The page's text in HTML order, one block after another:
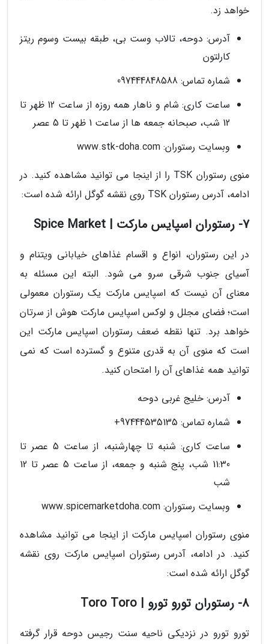
خواهد زد.
آدرس: دوحه، تالاب وست بی، طبقه بیست وسوم ریتز
کارلتون
شماره تماس: 097444848588
ساعت کاری: شام و ناهار همه روزه از ساعت 12 ظهر تا
12 شب، صبحانه جمعه ها از ساعت 1 ظهر تا 5 عصر
وبسایت رستوران: www.stk-doha.com
منوی رستوران TSK را از اینجا می توانید مشاهده کنید. در
ادامه، آدرس رستوران TSK روی نقشه گوگل ارائه شده است:
7- رستوران اسپایس مارکت | Spice Market
در این رستوران، انواع و اقسام غذاهای خیابانی ویتنام و
آسیای جنوب شرقی سرو می شود. البته این مسئله به
معنای آن نیست که اسپایس مارکت یک رستوران معمولی
است؛ فضای مجلل و لوکس اسپایس مارکت هوش از سرتان
خواهد برد. تنها نقطه ضعف رستوران اسپایس مارکت این
است که منوی آن به قدری متنوع و گسترده است که نمی
توانید همه غذاهای آن را امتحان کنید.
آدرس: خلیج غربی دوحه
شماره تماس: 97444535135+
ساعت کاری: شنبه تا چهارشنبه، از ساعت 5 عصر تا
11:30 شب، پنج شنبه و جمعه، از ساعت 5 عصر تا 12
شب
وبسایت رستوران: www.spicemarketdoha.com
منوی رستوران اسپایس مارکت از اینجا می توانید مشاهده
کنید. در ادامه، آدرس رستوران اسپایس مارکت روی نقشه
گوگل ارائه شده است:
8- رستوران تورو تورو | Toro Toro
تورو تورو در نزدیکی ناحیه سنت رجیس دوحه قرار گرفته